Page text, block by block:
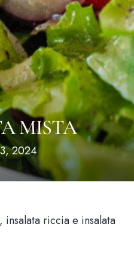
MISTA
2024
insalata riccia e insalata
Il
Il
News &